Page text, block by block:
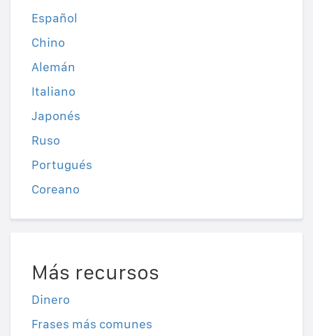
Español
Chino
Alemán
Italiano
Japonés
Ruso
Portugués
Coreano
Más recursos
Dinero
Frases más comunes